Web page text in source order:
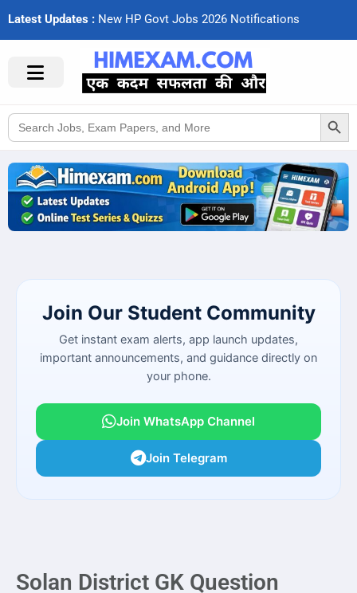
Latest Updates : New HP Govt Jobs 2026 Notifcations
Search
for:
Search Button
Join Our Student Community
Get instant exam alerts, app launch updates,
important announcements, and guidance directly on
your phone.
Join WhatsApp Channel
Join Telegram
Solan District GK Question